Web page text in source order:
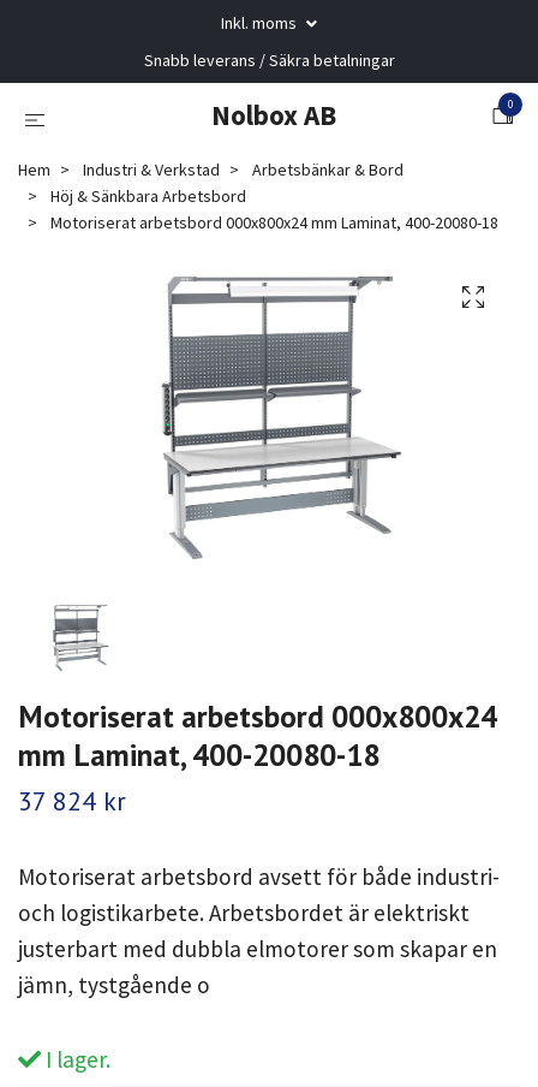
Inkl. moms
Snabb leverans / Säkra betalningar
Nolbox AB 0
Hem Industri & Verkstad
Arbetsbänkar & Bord
Höj & Sänkbara Arbetsbord
Motoriserat arbetsbord 000x800x24 mm Laminat, 400-20080-18
Motoriserat arbetsbord 000x800x24
mm Laminat, 400-20080-18
37 824 kr
Motoriserat arbetsbord avsett för både industri-
och logistikarbete. Arbetsbordet är elektriskt
justerbart med dubbla elmotorer som skapar en
jämn, tystgående o
I lager.